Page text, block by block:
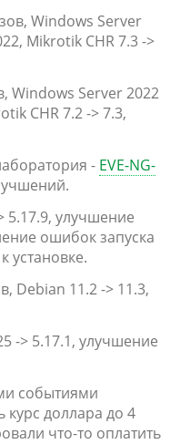
Windows Server
Mikrotik CHR 7.3 ->
Windows Server 2022
CHR 7.2 -> 7.3,
- EVE-NG-
5.17.9, улучшение
ошибок запуска
установке.
Debian 11.2 -> 11.3,
-> 5.17.1, улучшение
событиями
доллара до 4
что-то оплатить